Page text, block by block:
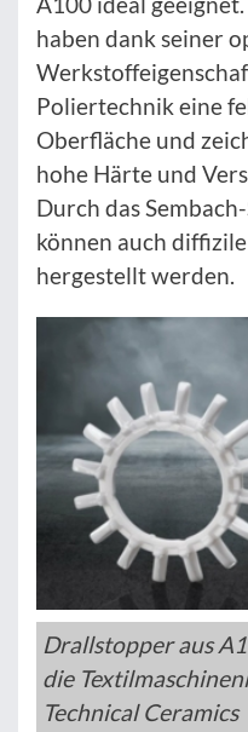
haben dank seiner
Poliertechnik eine
Oberfläche und
hohe Härte und
Durch das
können auch
hergestellt werden.
Drallstopper aus
die
Technical Ceramics